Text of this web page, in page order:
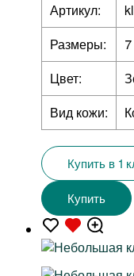
Артикул:
Размеры:
Цвет:
Вид кожи:
Купить в 1
Купить